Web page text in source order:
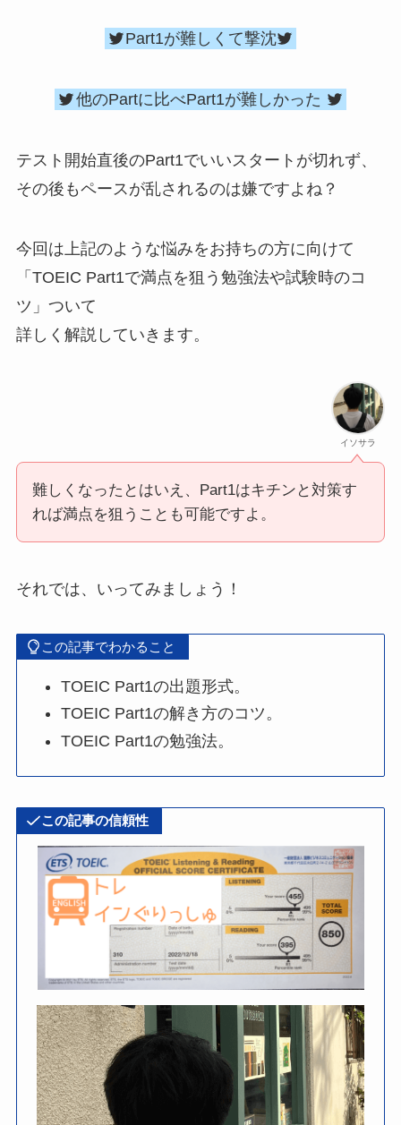
Part1が難しくて撃沈
他のPartに比べPart1が難しかった
テスト開始直後のPart1でいいスタートが切れず、
その後もペースが乱されるのは嫌ですよね？
今回は上記のような悩みをお持ちの方に向けて
「TOEIC Part1で満点を狙う勉強法や試験時のコ
ツ」ついて
詳しく解説していきます。
イソサラ
難しくなったとはいえ、Part1はキチンと対策す
れば満点を狙うことも可能ですよ。
それでは、いってみましょう！
この記事でわかること
TOEIC Part1の出題形式。
TOEIC Part1の解き方のコツ。
TOEIC Part1の勉強法。
この記事の信頼性